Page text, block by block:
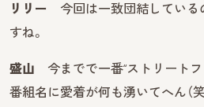
リリー
今回は一致団結している
すね。
盛山 今までで一番“ストリートフ
番組名に愛着が何も湧いてへん（笑